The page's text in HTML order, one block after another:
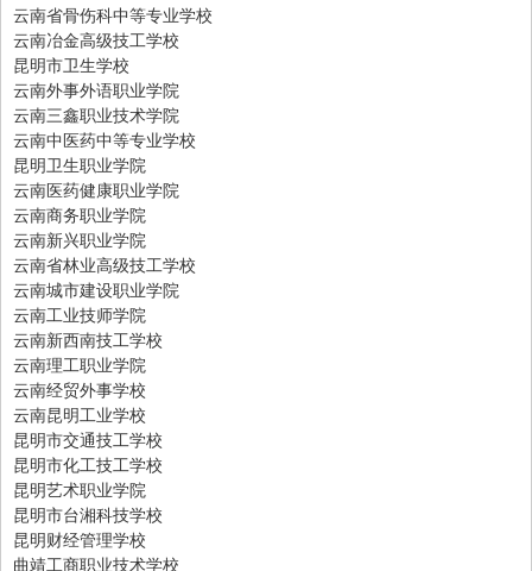
云南省骨伤科中等专业学校
云南冶金高级技工学校
昆明市卫生学校
云南外事外语职业学院
云南三鑫职业技术学院
云南中医药中等专业学校
昆明卫生职业学院
云南医药健康职业学院
云南商务职业学院
云南新兴职业学院
云南省林业高级技工学校
云南城市建设职业学院
云南工业技师学院
云南新西南技工学校
云南理工职业学院
云南经贸外事学校
云南昆明工业学校
昆明市交通技工学校
昆明市化工技工学校
昆明艺术职业学院
昆明市台湘科技学校
昆明财经管理学校
曲靖工商职业技术学校